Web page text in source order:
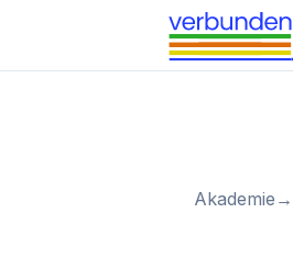
Akademie →